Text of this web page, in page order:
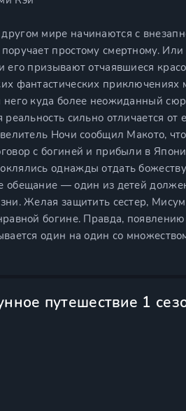
мире начинаются с
простому смертному.
его призывают отчаявшиеся
фантастических
него куда более неожиданный
сильно отличается
Ночи сообщил Макото,
с богиней и прибыли в
однажды отдать
обещание — один из детей
Желая защитить сестер,
богине. Правда,
один на один со
путешествие 1